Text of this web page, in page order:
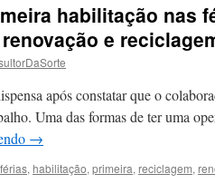
habilitação nas
e
após constatar que o
Uma das formas de ter uma
→
férias, habilitação, primeira, reciclagem,